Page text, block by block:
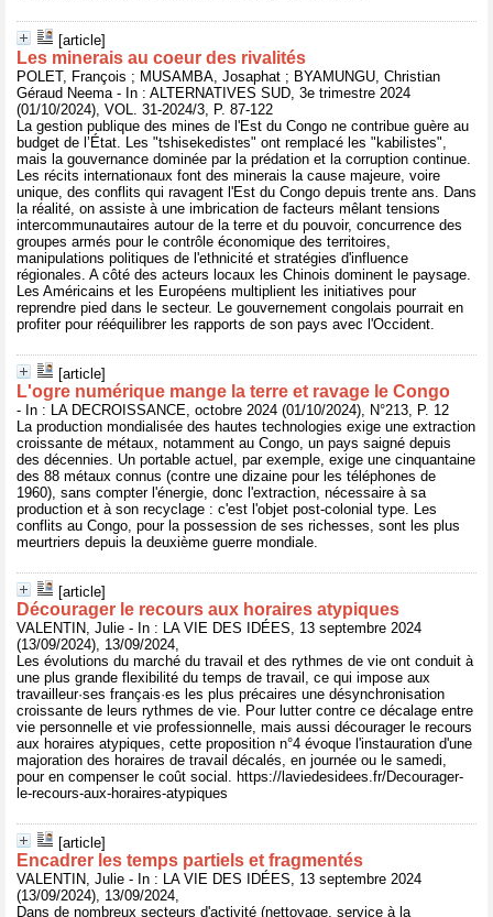
[article]
Les minerais au coeur des rivalités
POLET, François ; MUSAMBA, Josaphat ; BYAMUNGU, Christian
Géraud Neema - In : ALTERNATIVES SUD, 3e trimestre 2024
(01/10/2024), VOL. 31-2024/3, P. 87-122
La gestion publique des mines de l'Est du Congo ne contribue guère au
budget de l’État. Les "tshisekedistes" ont remplacé les "kabilistes",
mais la gouvernance dominée par la prédation et la corruption continue.
Les récits internationaux font des minerais la cause majeure, voire
unique, des conflits qui ravagent l'Est du Congo depuis trente ans. Dans
la réalité, on assiste à une imbrication de facteurs mêlant tensions
intercommunautaires autour de la terre et du pouvoir, concurrence des
groupes armés pour le contrôle économique des territoires,
manipulations politiques de l'ethnicité et stratégies d'influence
régionales. A côté des acteurs locaux les Chinois dominent le paysage.
Les Américains et les Européens multiplient les initiatives pour
reprendre pied dans le secteur. Le gouvernement congolais pourrait en
profiter pour rééquilibrer les rapports de son pays avec l'Occident.
[article]
L'ogre numérique mange la terre et ravage le Congo
- In : LA DECROISSANCE, octobre 2024 (01/10/2024), N°213, P. 12
La production mondialisée des hautes technologies exige une extraction
croissante de métaux, notamment au Congo, un pays saigné depuis
des décennies. Un portable actuel, par exemple, exige une cinquantaine
des 88 métaux connus (contre une dizaine pour les téléphones de
1960), sans compter l'énergie, donc l'extraction, nécessaire à sa
production et à son recyclage : c'est l'objet post-colonial type. Les
conflits au Congo, pour la possession de ses richesses, sont les plus
meurtriers depuis la deuxième guerre mondiale.
[article]
Décourager le recours aux horaires atypiques
VALENTIN, Julie - In : LA VIE DES IDÉES, 13 septembre 2024
(13/09/2024), 13/09/2024,
Les évolutions du marché du travail et des rythmes de vie ont conduit à
une plus grande flexibilité du temps de travail, ce qui impose aux
travailleur·ses français·es les plus précaires une désynchronisation
croissante de leurs rythmes de vie. Pour lutter contre ce décalage entre
vie personnelle et vie professionnelle, mais aussi décourager le recours
aux horaires atypiques, cette proposition n°4 évoque l'instauration d'une
majoration des horaires de travail décalés, en journée ou le samedi,
pour en compenser le coût social. https://laviedesidees.fr/Decourager-
le-recours-aux-horaires-atypiques
[article]
Encadrer les temps partiels et fragmentés
VALENTIN, Julie - In : LA VIE DES IDÉES, 13 septembre 2024
(13/09/2024), 13/09/2024,
Dans de nombreux secteurs d'activité (nettoyage, service à la